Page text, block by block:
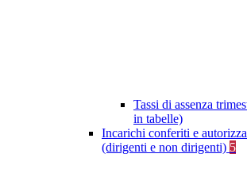
Tassi di assenza
in tabelle)
Incarichi conferiti e
(dirigenti e non dirigenti) 5